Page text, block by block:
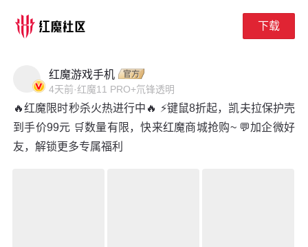
下载
红魔游戏手机
4天前·红魔11 PRO+氘锋透明
🔥红魔限时秒杀火热进行中🔥 ⚡键鼠8折起，凯夫拉保护壳
到手价99元 🛒数量有限，快来红魔商城抢购~ 💬加企微好
友，解锁更多专属福利